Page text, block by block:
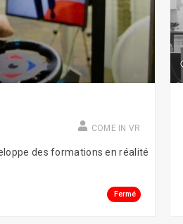
COME IN VR
des formations en réalité
Fermé